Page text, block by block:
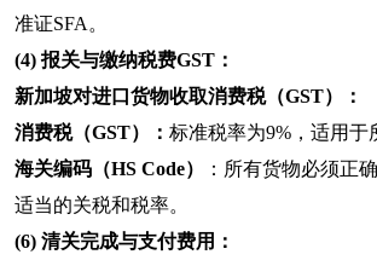
准证SFA。
(4) 报关与缴纳税费GST：
新加坡对进口货物收取消费税（GST）：
消费税（GST）： 标准税率为9%，适用于
海关编码（HS Code）
：所有货物必须正
适当的关税和税率。
(6) 清关完成与支付费用：